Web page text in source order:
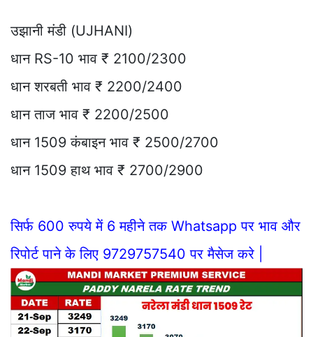
उझानी मंडी (UJHANI)
धान RS-10 भाव ₹ 2100/2300
धान शरबती भाव ₹ 2200/2400
धान ताज भाव ₹ 2200/2500
धान 1509 कंबाइन भाव ₹ 2500/2700
धान 1509 हाथ भाव ₹ 2700/2900
सिर्फ 600 रुपये में 6 महीने तक Whatsapp पर भाव और
रिपोर्ट पाने के लिए 9729757540 पर मैसेज करे |